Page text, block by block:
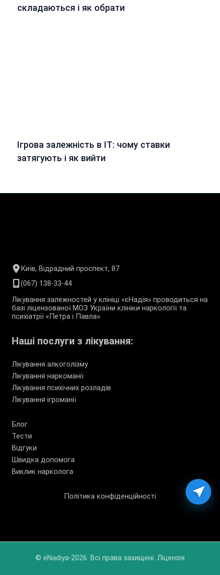
складаються і як обрати
Ігрова залежність в ІТ: чому ставки
затягують і як вийти
Київ, Відрадний проспект, 87
(067) 138-33-44
Лікування залежностей у клініці «єНадія» проводиться на
базі ліцензованої МОЗ України клініки наркології та
психіатрії «Петра і Павла»
Наші послуги з лікування:
Лікування алкоголізму
Лікування наркоманії
Лікування психічних розладів
Лікування ігроманії
Блог
Тести
Відгуки
Швидка допомога
Виклик нарколога
Політика конфіденційності
© eNadiya-2026. Всі права захищені. Ліцензія